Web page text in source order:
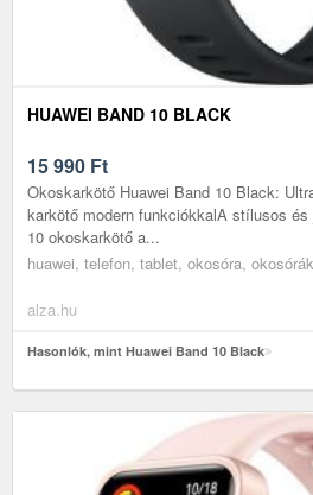
HUAWEI BAND 10 BLACK
15 990 Ft
Okoskarkötő Huawei Band 10 Black:
karkötő modern funkciókkalA stílusos
10 okoskarkötő a...
huawei, telefon, tablet, okosóra,
alza.hu
Hasonlók, mint Huawei Band 10 Black